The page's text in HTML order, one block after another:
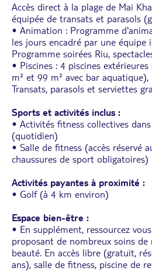
Accès direct à la plage de Mai
équipée de transats et parasols
• Animation : Programme
les jours encadré par une équipe
Programme soirées Riu,
• Piscines : 4 piscines
m² et 99 m² avec bar
Transats, parasols et serviettes
Sports et activités inclus :
• Activités fitness collectives
(quotidien)
• Salle de fitness (accès réservé
chaussures de sport obligatoires)
Activités payantes à proximité :
• Golf (à 4 km environ)
Espace bien-être :
• En supplément, ressourcez
proposant de nombreux soins de
beauté. En accès libre (gratuit,
ans), salle de fitness, piscine de